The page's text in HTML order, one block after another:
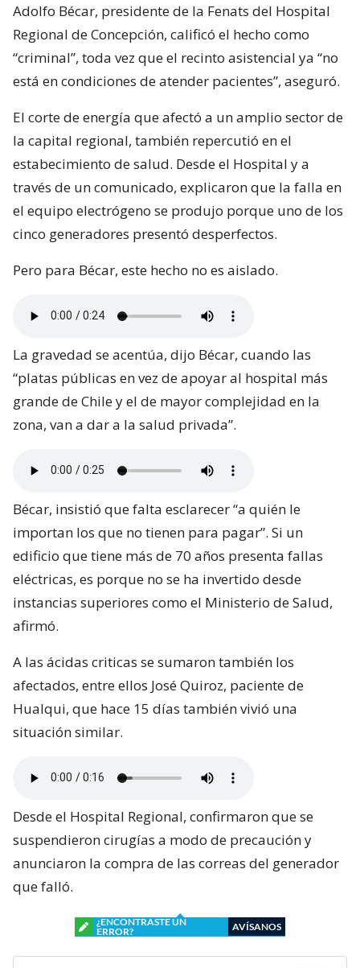
Adolfo Bécar, presidente de la Fenats del Hospital
Regional de Concepción, calificó el hecho como
“criminal”, toda vez que el recinto asistencial ya “no
está en condiciones de atender pacientes”, aseguró.
El corte de energía que afectó a un amplio sector de
la capital regional, también repercutió en el
estabecimiento de salud. Desde el Hospital y a
través de un comunicado, explicaron que la falla en
el equipo electrógeno se produjo porque uno de los
cinco generadores presentó desperfectos.
Pero para Bécar, este hecho no es aislado.
La gravedad se acentúa, dijo Bécar, cuando las
“platas públicas en vez de apoyar al hospital más
grande de Chile y el de mayor complejidad en la
zona, van a dar a la salud privada”.
Bécar, insistió que falta esclarecer “a quién le
importan los que no tienen para pagar”. Si un
edificio que tiene más de 70 años presenta fallas
eléctricas, es porque no se ha invertido desde
instancias superiores como el Ministerio de Salud,
afirmó.
A las ácidas criticas se sumaron también los
afectados, entre ellos José Quiroz, paciente de
Hualqui, que hace 15 días también vivió una
situación similar.
Desde el Hospital Regional, confirmaron que se
suspendieron cirugías a modo de precaución y
anunciaron la compra de las correas del generador
que falló.
¿ENCONTRASTE UN
ERROR?
AVÍSANOS